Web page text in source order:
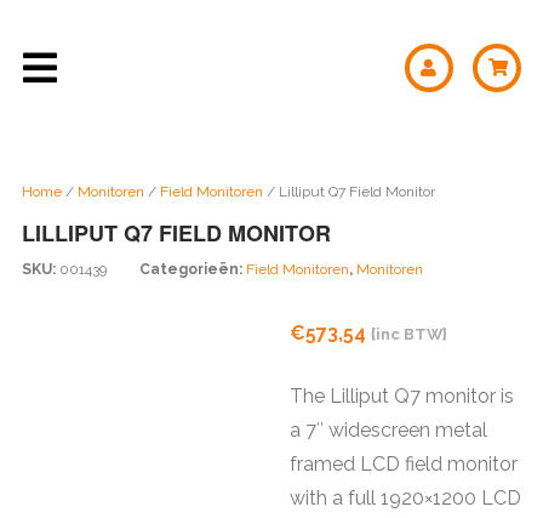
Home / Monitoren / Field Monitoren / Lilliput Q7 Field Monitor
LILLIPUT Q7 FIELD MONITOR
SKU: 001439 Categorieën: Field Monitoren, Monitoren
€573,54 {inc BTW}
The Lilliput Q7 monitor is
a 7″ widescreen metal
framed LCD field monitor
with a full 1920×1200 LCD